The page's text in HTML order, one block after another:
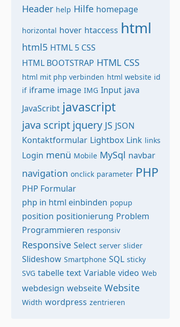
Header help Hilfe homepage
horizontal hover htaccess html
html5 HTML 5 CSS
HTML BOOTSTRAP HTML CSS
html mit php verbinden html website id
if iframe image IMG Input java
JavaScribt javascript
java script jquery JS JSON
Kontaktformular Lightbox Link links
Login menü Mobile MySql navbar
navigation onclick parameter PHP
PHP Formular
php in html einbinden popup
position positionierung Problem
Programmieren responsiv
Responsive Select server slider
Slideshow Smartphone SQL sticky
SVG tabelle text Variable video Web
webdesign webseite Website
Width wordpress zentrieren